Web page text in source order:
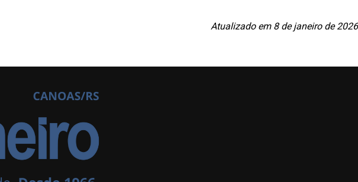
Atualizado em 8 de janeiro de 2026